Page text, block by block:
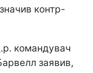
контр-
командувач
заявив,